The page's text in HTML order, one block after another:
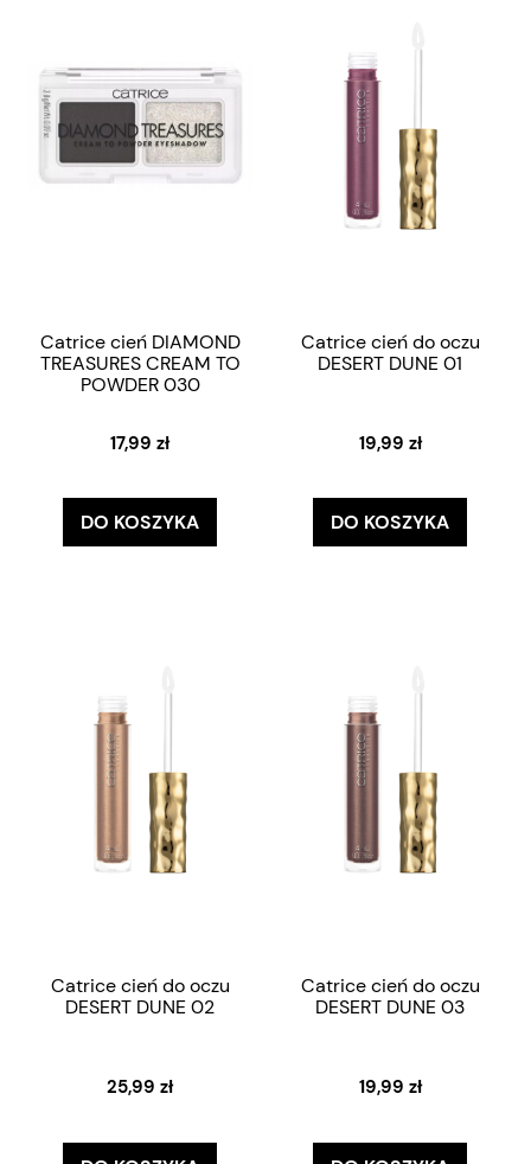
Catrice cień DIAMOND
TREASURES CREAM TO
POWDER 030
17,99 zł
DO KOSZYKA
Catrice cień do oczu
DESERT DUNE 01
19,99 zł
DO KOSZYKA
Catrice cień do oczu
DESERT DUNE 02
25,99 zł
Catrice cień do oczu
DESERT DUNE 03
19,99 zł